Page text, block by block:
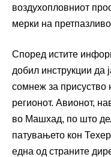
воздухопловниот
мерки на
Според истите
добил инструкции да
сомнеж за присуство
регионот. Авионот,
во Машхад, по што
патувањето кон
една од страните